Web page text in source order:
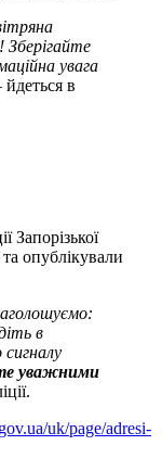
увага
йдеться в
Запорізької
опублікували
в
уважними
uk/page/adresi-